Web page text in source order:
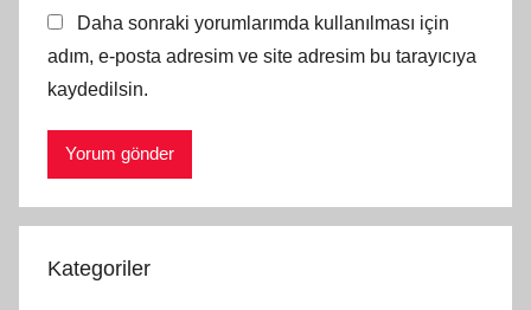
Daha sonraki yorumlarımda kullanılması için
adım, e-posta adresim ve site adresim bu tarayıcıya
kaydedilsin.
Kategoriler